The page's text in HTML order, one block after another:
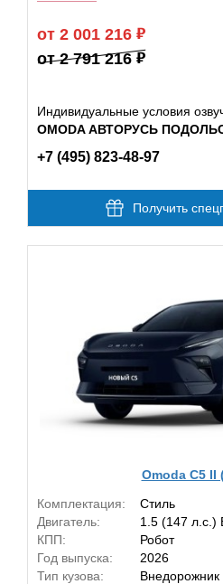
от 2 001 216
от 2 791 216
Индивидуальные условия
OMODA АВТОРУСЬ
+7 (495) 823-48-97
Получить
Omoda C5 II
Комплектация:
Стиль
Двигатель:
1.5 (147 л.с.)
КПП:
Робот
Год выпуска:
2026
Тип кузова:
Внедорожник